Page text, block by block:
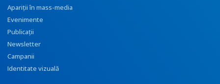
Apariţii în mass-media
Evenimente
Publicații
Newsletter
Campanii
Identitate vizuală